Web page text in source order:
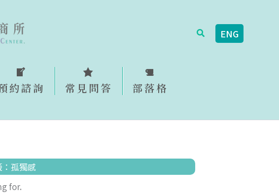
搜
ENG
約諮詢​ 常見問答 部落格
：孤獨感
for.